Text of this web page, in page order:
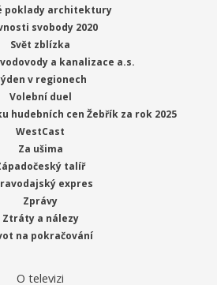
poklady architektury
svobody 2020
Svět zblízka
a kanalizace a.s.
v regionech
Volební duel
hudebních cen Žebřík za rok 2025
WestCast
Za ušima
talíř
expres
Zprávy
Ztráty a nálezy
na pokračování
O televizi